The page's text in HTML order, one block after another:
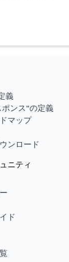
義
ンス”の定義
マップ
ンロード
ニティ
ド